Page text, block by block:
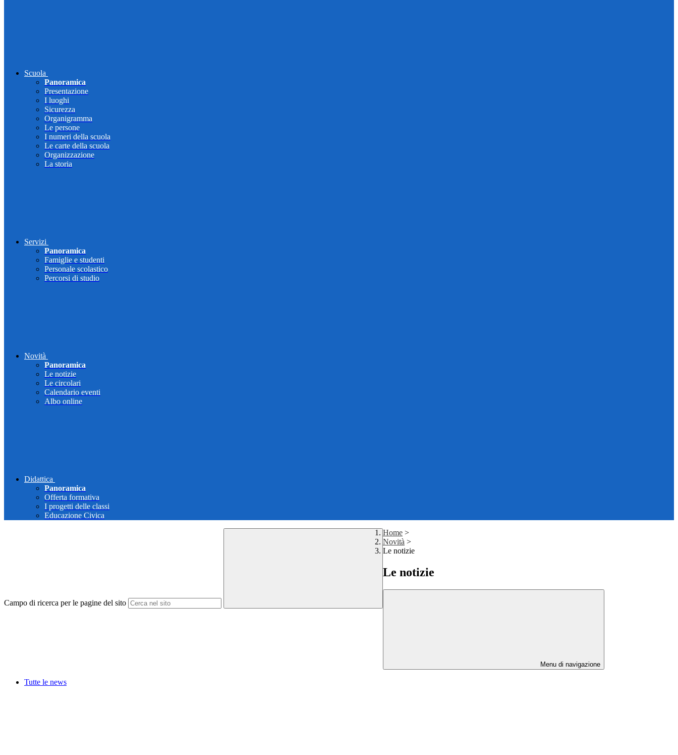
Scuola
Panoramica
Presentazione
I luoghi
Sicurezza
Organigramma
Le persone
I numeri della scuola
Le carte della scuola
Organizzazione
La storia
Servizi
Panoramica
Famiglie e studenti
Personale scolastico
Percorsi di studio
Novità
Panoramica
Le notizie
Le circolari
Calendario eventi
Albo online
Didattica
Panoramica
Offerta formativa
I progetti delle classi
Educazione Civica
Campo di ricerca per le pagine del sito
Home >
Novità >
Le notizie
Le notizie
Menu di navigazione
Tutte le news